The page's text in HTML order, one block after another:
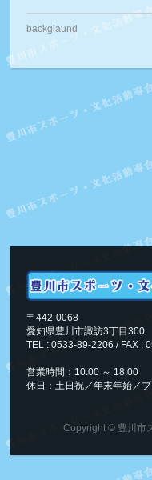
backglaund
〒442-0068
愛知県豊川市諏訪3丁目
TEL : 0533-89-2206 / FAX :
営業時間：10:00 ～ 18:00
休日：土日祝／年末年始／
Copyright © 豊川市